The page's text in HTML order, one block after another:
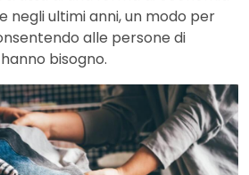
negli ultimi anni, un modo per
alle persone di
bisogno.